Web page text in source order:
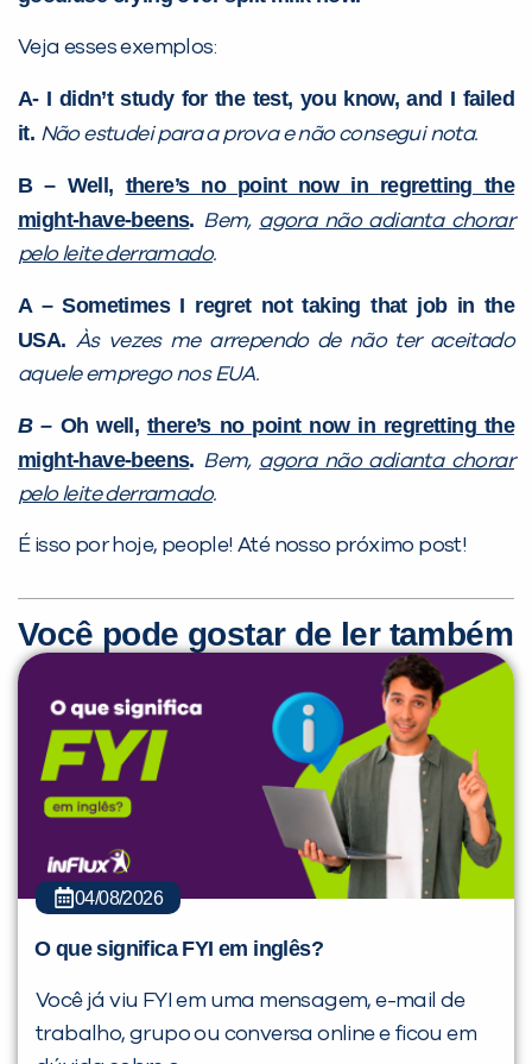
Veja esses exemplos:
A- I didn’t study for the test, you know, and I failed
it. Não estudei para a prova e não consegui nota.
B – Well, there’s no pointnow in regretting the
might-have-beens. Bem, agora não adianta chorar
pelo leite derramado.
A – Sometimes I regret not taking that job in the
USA. Às vezes me arrependo de não ter aceitado
aquele emprego nos EUA.
B – Oh well,there’s no pointnow in regrettingthe
might-have-beens. Bem, agora não adianta chorar
pelo leite derramado.
É isso por hoje, people! Até nosso próximo post!
Você pode gostar de ler também
04/08/2026
O que significa FYI em inglês?
Você já viu FYI em uma mensagem, e-mail de
trabalho, grupo ou conversa online e ficou em